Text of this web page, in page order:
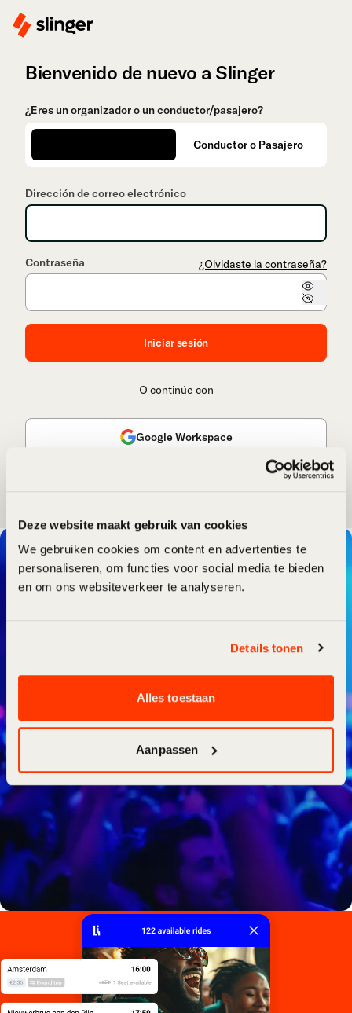
Deze website maakt gebruik van cookies
We gebruiken cookies om content en advertenties te
personaliseren, om functies voor social media te bieden
en om ons websiteverkeer te analyseren.
Details tonen
Alles toestaan
Aanpassen
Bienvenido de nuevo a Slinger
¿Eres un organizador o un conductor/pasajero?
Conductor o Pasajero
Dirección de correo electrónico
Contraseña ¿Olvidaste la contraseña?
Iniciar sesión
O continúe con
Google Workspace